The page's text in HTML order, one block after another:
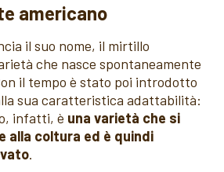
americano
il suo nome, il mirtillo
che nasce spontaneamente
il tempo è stato poi introdotto
sua caratteristica adattabilità:
infatti, è una varietà che si
alla coltura ed è quindi
.